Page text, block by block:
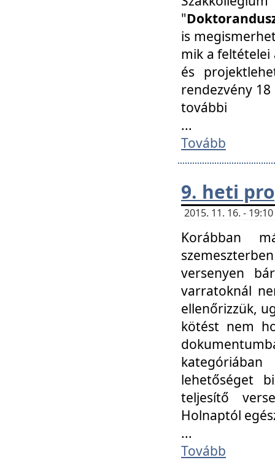
"
is
mik a feltételei
és
rendezvény
további
...
Tovább
9. heti
2015. 11. 16. -
Korábban
versenyen
varratoknál
ellenőrizzük,
kötést nem
lehetőséget
teljesítő
Holnaptól
...
Tovább